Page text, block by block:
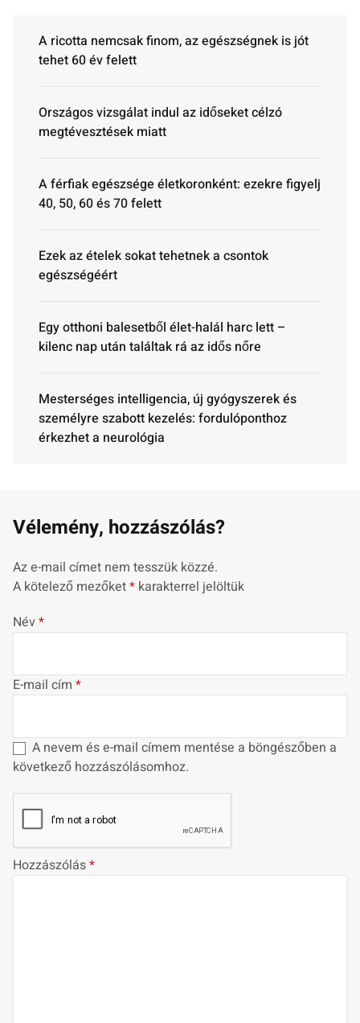
A ricotta nemcsak finom, az egészségnek is jót
tehet 60 év felett
Országos vizsgálat indul az időseket célzó
megtévesztések miatt
A férfiak egészsége életkoronként: ezekre figyelj
40, 50, 60 és 70 felett
Ezek az ételek sokat tehetnek a csontok
egészségéért
Egy otthoni balesetből élet-halál harc lett –
kilenc nap után találtak rá az idős nőre
Mesterséges intelligencia, új gyógyszerek és
személyre szabott kezelés: fordulóponthoz
érkezhet a neurológia
Vélemény, hozzászólás?
Az e-mail címet nem tesszük közzé.
A kötelező mezőket* karakterrel jelöltük
Név*
E-mail cím *
A nevem és e-mail címem mentése a böngészőben a
következő hozzászólásomhoz.
Hozzászólás*